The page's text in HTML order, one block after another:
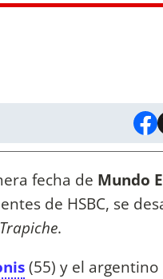
fecha de Mundo
de HSBC, se
.
(55) y el argentino